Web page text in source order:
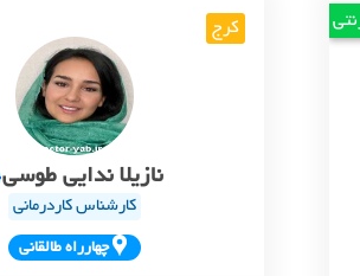
کرج
نازیلا ندایی طوسی
کارشناس کاردرمانی
چهارراه طالقاني